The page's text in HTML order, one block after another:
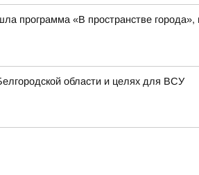
программа «В пространстве
области и целях для ВСУ